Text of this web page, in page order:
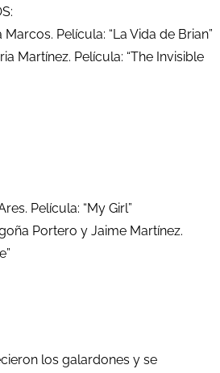
Película: “La Vida de Brian”
Martínez. Película: “The Invisible
Película: “My Girl”
Portero y Jaime Martínez.
los galardones y se